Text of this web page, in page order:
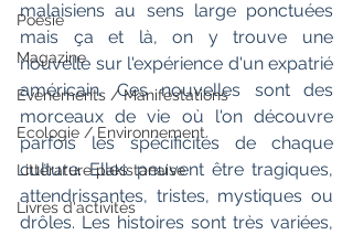
Poésie
Magazine
Evènements / Manifestations
Ecologie / Environnement
Littérature pakistanaise
Livres d'activités
malaisiens au sens large ponctuées
mais ça et là, on y trouve une
nouvelle sur l'expérience d'un expatrié
américain. Ces nouvelles sont des
morceaux de vie où l'on découvre
parfois les spécificités de chaque
culture. Elles peuvent être tragiques,
attendrissantes, tristes, mystiques ou
drôles. Les histoires sont très variées,